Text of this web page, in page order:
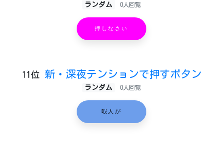
ランダム 0人回覧
押しなさい
11位 新・深夜テンションで押すボタン
ランダム 0人回覧
暇人が